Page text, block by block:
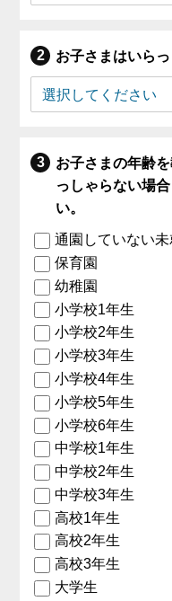
お子さまはいらっ
お子さまの年齢
っしゃらない場
い。
通園していない未
保育園
幼稚園
小学校1年生
小学校2年生
小学校3年生
小学校4年生
小学校5年生
小学校6年生
中学校1年生
中学校2年生
中学校3年生
高校1年生
高校2年生
高校3年生
大学生